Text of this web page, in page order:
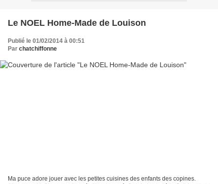
Le NOEL Home-Made de Louison
Publié le 01/02/2014 à 00:51
Par chatchiffonne
Ma puce adore jouer avec les petites cuisines des enfants des copines.